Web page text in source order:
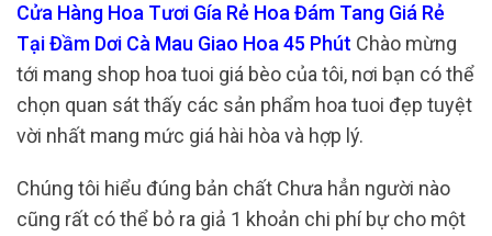
Cửa Hàng Hoa Tươi Gía Rẻ Hoa Đám Tang Giá Rẻ
Tại Đầm Dơi Cà Mau Giao Hoa 45 Phút Chào mừng
tới mang shop hoa tuoi giá bèo của tôi, nơi bạn có thể
chọn quan sát thấy các sản phẩm hoa tuoi đẹp tuyệt
vời nhất mang mức giá hài hòa và hợp lý.
Chúng tôi hiểu đúng bản chất Chưa hẳn người nào
cũng rất có thể bỏ ra giả 1 khoản chi phí bự cho một